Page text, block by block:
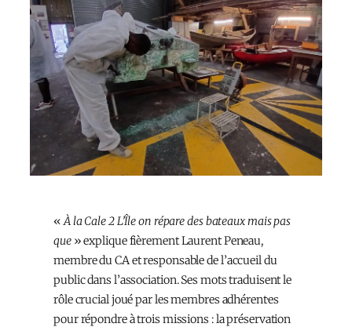
«À la Cale 2 L’Île on répare des bateaux mais pas
que» explique fièrement Laurent Peneau,
membre du CA et responsable de l’accueil du
public dans l’association. Ses mots traduisent le
rôle crucial joué par les membres adhérent·es
pour répondre à trois missions : la préservation